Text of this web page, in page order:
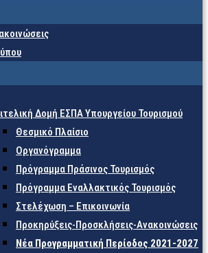
Δομή ΕΣΠΑ Υπουργείου Τουρισμού
Θεσμικό Πλαίσιο
Οργανόγραμμα
Πρόγραμμα Πράσινος Τουρισμός
Πρόγραμμα Εναλλακτικός Τουρισμός
Στελέχωση – Επικοινωνία
Προκηρύξεις-Προσκλήσεις-Ανακοινώσεις
Νέα Προγραμματική Περίοδος 2021-2027